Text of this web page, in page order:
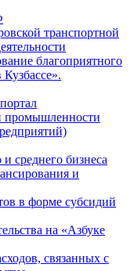
транспортной
благоприятного
промышленности
среднего бизнеса
и
в форме субсидий
на «Азбуке
связанных с